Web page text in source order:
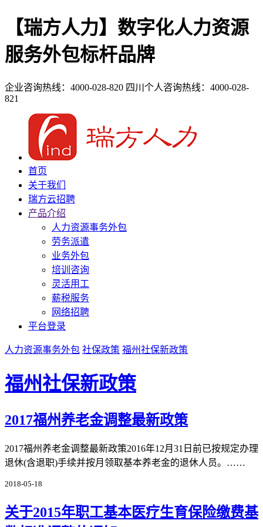
【瑞方人力】数字化人力资源
服务外包标杆品牌
企业咨询热线：4000-028-820 四川个人咨询热线：4000-028-
821
首页
关于我们
瑞方云招聘
产品介绍
人力资源事务外包
劳务派遣
业务外包
培训咨询
灵活用工
薪税服务
网络招聘
平台登录
人力资源事务外包 社保政策 福州社保新政策
福州社保新政策
2017福州养老金调整最新政策
2017福州养老金调整最新政策2016年12月31日前已按规定办理
退休(含退职)手续并按月领取基本养老金的退休人员。……
2018-05-18
关于2015年职工基本医疗生育保险缴费基